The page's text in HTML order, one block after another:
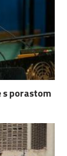
porastom